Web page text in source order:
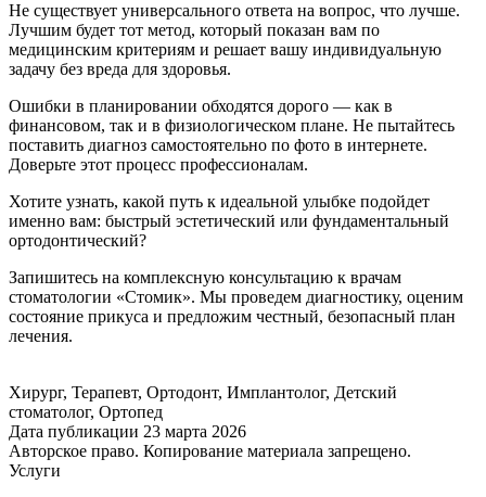
Не существует универсального ответа на вопрос, что лучше.
Лучшим будет тот метод, который показан вам по
медицинским критериям и решает вашу индивидуальную
задачу без вреда для здоровья.
Ошибки в планировании обходятся дорого — как в
финансовом, так и в физиологическом плане. Не пытайтесь
поставить диагноз самостоятельно по фото в интернете.
Доверьте этот процесс профессионалам.
Хотите узнать, какой путь к идеальной улыбке подойдет
именно вам: быстрый эстетический или фундаментальный
ортодонтический?
Запишитесь на комплексную консультацию к врачам
стоматологии «Стомик». Мы проведем диагностику, оценим
состояние прикуса и предложим честный, безопасный план
лечения.
Хирург, Терапевт, Ортодонт, Имплантолог, Детский
стоматолог, Ортопед
Дата публикации 23 марта 2026
Авторское право. Копирование материала запрещено.
Услуги